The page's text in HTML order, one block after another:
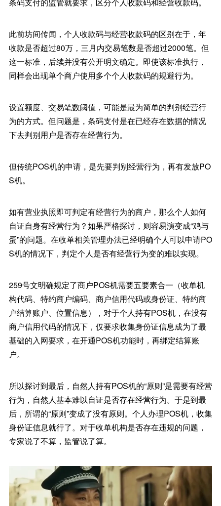
此前坊间传闻，个人收款码与经营收款码的区别在于，年
收款是否超过80万，三月内交易笔数是否超过2000笔。但
这一标准，后续并没有公开明文确定。即使该标准执行，
同样会出现单个商户使用多个个人收款码的规避行为。
设置额度、交易笔数阈值，可能是最为简单的判别经营行
为的方式。但问题是，条码支付是在已经存在数据的情况
下去判别用户是否存在经营行为。
但传统POS机的申请，是先要判别经营行为，再有发放PO
S机。
如有营业执照即可判定有经营行为的商户，那么个人如何
自证自身有经营行为？如果严格探讨，则容易演变成“鸡与
蛋”的问题。在收单相关管理办法已经明确个人可以申请PO
S机的情况下，判定个人是否有经营行为变的难以实现。
259号文明确规定了商户POS机需要五要素合一（收单机
构代码、特约商户编码、商户信用代码或身份证、特约商
户结算账户、位置信息），对于个人持有POS机，在没有
商户信用代码的情况下，仅要求收集身份证信息成为了最
基础的入网要求，在开通POS机功能时，再绑定结算账
户。
所以探讨到最后，自然人持有POS机的“原则”是需要有经营
行为，自然人基本难以自证是否存在经营行为。于是到最
后，所谓的“原则”变成了没有原则。个人办理POS机，收集
身份证信息就行了。对于收单机构是否存在违规的问题，
专家说了不算，监管说了算。